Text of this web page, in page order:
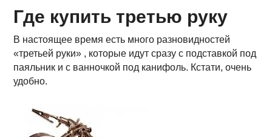
Где купить третью руку
В настоящее время есть много разновидностей
«третьей руки» , которые идут сразу с подставкой под
паяльник и с ванночкой под канифоль. Кстати, очень
удобно.